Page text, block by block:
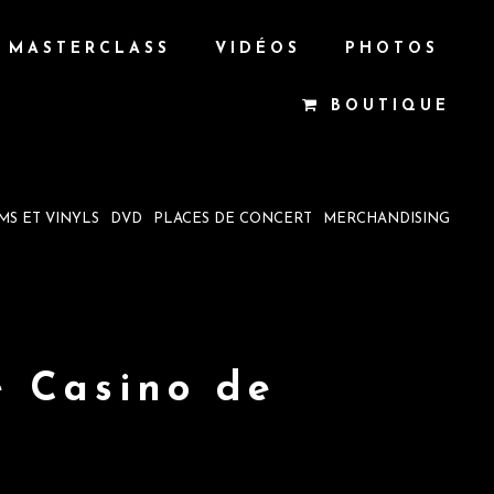
MASTERCLASS VIDÉOS PHOTOS
BOUTIQUE
MERCHANDISING
PLACES DE CONCERT
DVD
ET VINYLS
Casino de